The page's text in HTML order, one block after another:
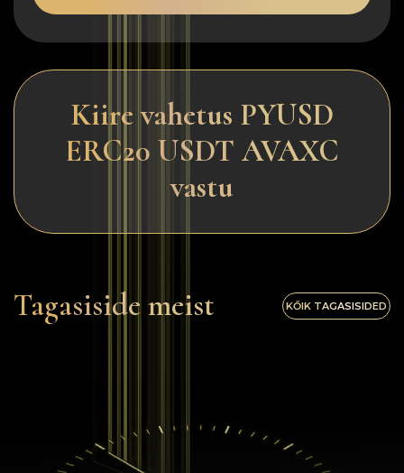
Kiire vahetus PYUSD
ERC20 USDT AVAXC
vastu
Tagasiside meist KŐIK TAGASISIDED